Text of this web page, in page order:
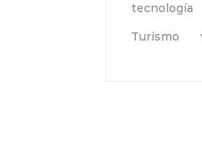
tecnología
Turismo